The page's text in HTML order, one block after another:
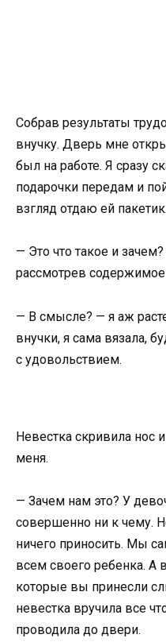
Собрав результаты
внучку. Дверь мне
был на работе. Я сразу
подарочки передам и
взгляд отдаю ей пакетик.
— Это что такое и
рассмотрев содержимое
— В смысле? — я аж
внучки, я сама вязала,
с удовольствием.
Невестка скривила нос
меня.
— Зачем нам это? У
совершенно ни к чему.
ничего приносить. Мы
всем своего ребенка. А
которые вы принесли
невестка вручила все
проводила до двери.